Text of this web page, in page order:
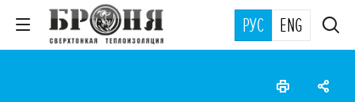
РУС ENG